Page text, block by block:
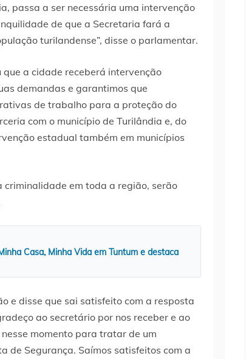
passa a ser necessária uma intervenção
de que a Secretaria fará a
turilandense”, disse o parlamentar.
a cidade receberá intervenção
demandas e garantimos que
de trabalho para a proteção do
com o município de Turilândia e, do
estadual também em municípios
em toda a região, serão
Casa, Minha Vida em Tuntum e destaca
e disse que sai satisfeito com a resposta
ao secretário por nos receber e ao
momento para tratar de um
de Segurança. Saímos satisfeitos com a